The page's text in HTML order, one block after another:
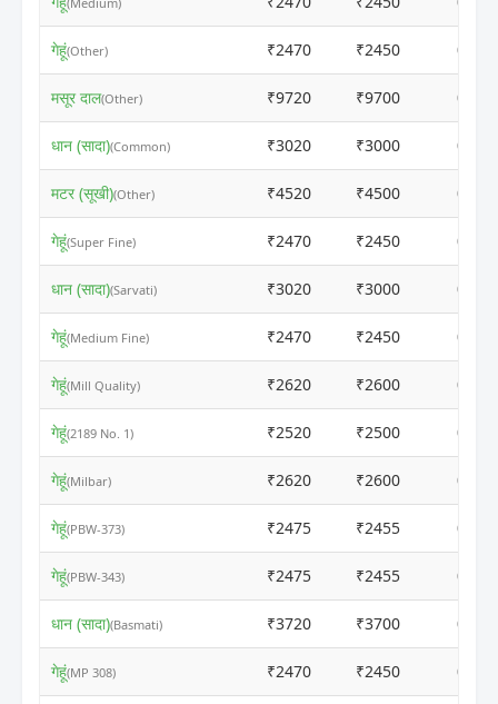
गेहूं(Other) ₹2470 ₹2450 ⓘ
मसूर दाल(Other) ₹9720 ₹9700 ⓘ
धान (सादा)(Common) ₹3020 ₹3000 ⓘ
मटर (सूखी)(Other) ₹4520 ₹4500 ⓘ
गेहूं(Super Fine) ₹2470 ₹2450 ⓘ
धान (सादा)(Sarvati) ₹3020 ₹3000 ⓘ
गेहूं(Medium Fine) ₹2470 ₹2450 ⓘ
गेहूं(Mill Quality) ₹2620 ₹2600 ⓘ
गेहूं(2189 No. 1) ₹2520 ₹2500 ⓘ
गेहूं(Milbar) ₹2620 ₹2600 ⓘ
गेहूं(PBW-373) ₹2475 ₹2455 ⓘ
गेहूं(PBW-343) ₹2475 ₹2455 ⓘ
धान (सादा)(Basmati) ₹3720 ₹3700 ⓘ
गेहूं(MP 308) ₹2470 ₹2450 ⓘ